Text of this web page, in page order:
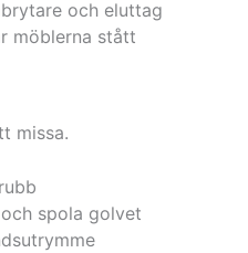
och eluttag
möblerna stått
missa.
spola golvet